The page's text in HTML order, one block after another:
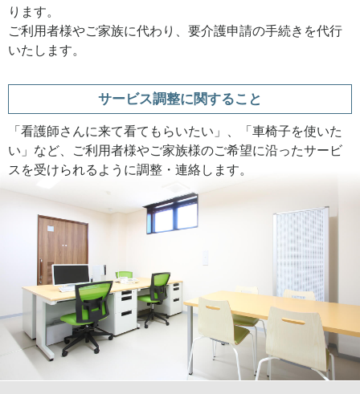
ります。
ご利用者様やご家族に代わり、要介護申請の手続きを代行
いたします。
サービス調整に関すること
「看護師さんに来て看てもらいたい」、「車椅子を使いた
い」など、ご利用者様やご家族様のご希望に沿ったサービ
スを受けられるように調整・連絡します。